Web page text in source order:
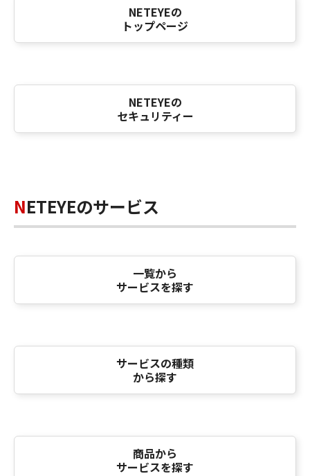
NETEYEの
トップページ
NETEYEの
セキュリティー
NETEYEのサービス
一覧から
サービスを探す
サービスの種類
から探す
商品から
サービスを探す